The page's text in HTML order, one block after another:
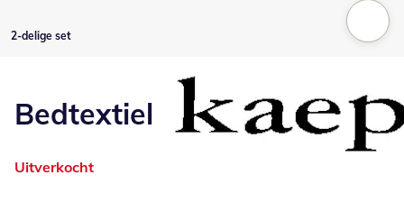
2-delige set
Bedtextiel
Uitverkocht